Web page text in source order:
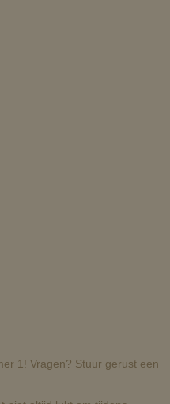
1! Vragen? Stuur gerust een